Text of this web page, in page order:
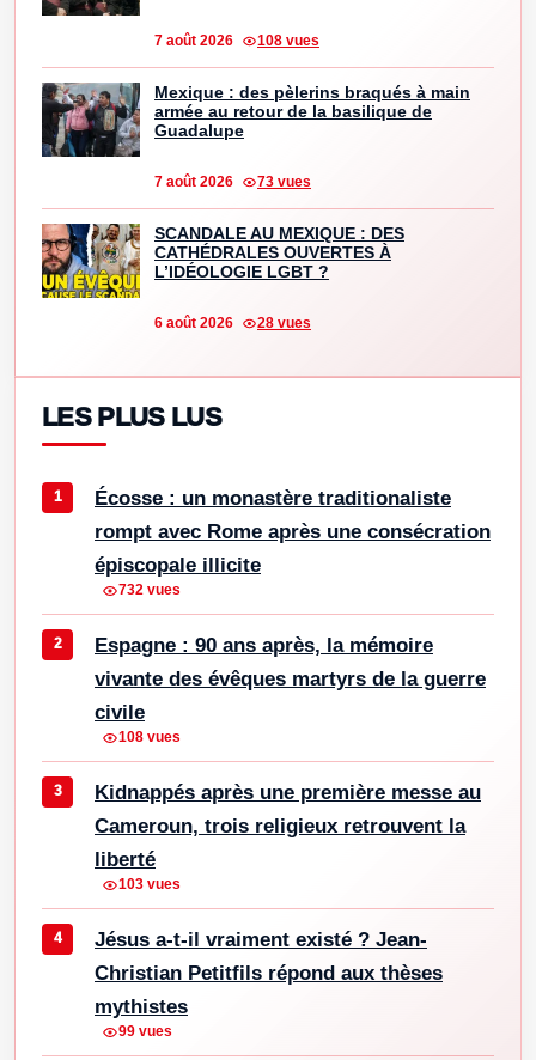
7 août 2026 108 vues
Mexique : des pèlerins braqués à main
armée au retour de la basilique de
Guadalupe
7 août 2026 73 vues
SCANDALE AU MEXIQUE : DES
CATHÉDRALES OUVERTES À
L’IDÉOLOGIE LGBT ?
6 août 2026 28 vues
LES PLUS LUS
Écosse : un monastère traditionaliste
rompt avec Rome après une consécration
épiscopale illicite
732 vues
Espagne : 90 ans après, la mémoire
vivante des évêques martyrs de la guerre
civile
108 vues
Kidnappés après une première messe au
Cameroun, trois religieux retrouvent la
liberté
103 vues
Jésus a-t-il vraiment existé ? Jean-
Christian Petitfils répond aux thèses
mythistes
99 vues